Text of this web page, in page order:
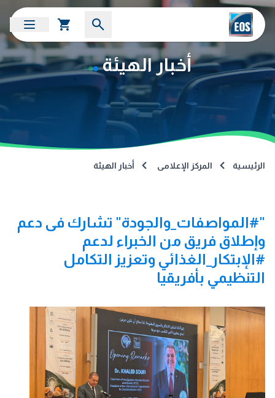
أخبار الهيئة
الرئيسية المركز الإعلامى أخبار الهيئة
"#المواصفات_والجودة" تشارك فى دعم
وإطلاق فريق من الخبراء لدعم
#الإبتكار_الغذائي وتعزيز التكامل
التنظيمي بأفريقيا